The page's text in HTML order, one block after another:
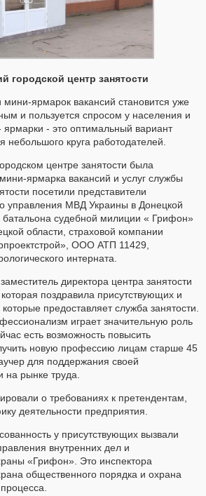
городской центр занятости
ярмарок вакансий становится уже
и пользуется спросом у населения и
- это оптимальный вариант
небольшого круга работодателей.
центре занятости была
ярмарка вакансий и услуг службы
посетили представители
управления МВД Украины в Донецкой
батальона судебной милиции « Грифон»
области, страховой компании
ООО АТП 11429,
интерната.
директора центра занятости
поздравила присутствующих и
предоставляет служба занятости.
играет значительную роль
есть возможность повысить
новую профессию лицам старше 45
для поддержания своей
на рынке труда.
о требованиях к претендентам,
деятельности предприятия.
у присутствующих вызвали
внутренних дел и
«Грифон». Это инспектора
общественного порядка и охрана